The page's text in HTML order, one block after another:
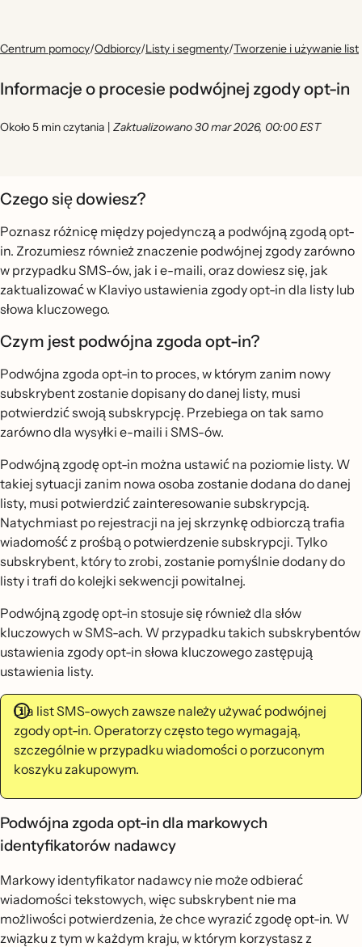
Centrum pomocy/Odbiorcy/Listy i segmenty/Tworzenie i używanie list
Informacje o procesie podwójnej zgody opt-in
Około 5 min czytania | Zaktualizowano 30 mar 2026, 00:00 EST
Czego się dowiesz?
Poznasz różnicę między pojedynczą a podwójną zgodą opt-
in. Zrozumiesz również znaczenie podwójnej zgody zarówno
w przypadku SMS-ów, jak i e-maili, oraz dowiesz się, jak
zaktualizować w Klaviyo ustawienia zgody opt-in dla listy lub
słowa kluczowego.
Czym jest podwójna zgoda opt-in?
Podwójna zgoda opt-in to proces, w którym zanim nowy
subskrybent zostanie dopisany do danej listy, musi
potwierdzić swoją subskrypcję. Przebiega on tak samo
zarówno dla wysyłki e-maili i SMS-ów.
Podwójną zgodę opt-in można ustawić na poziomie listy. W
takiej sytuacji zanim nowa osoba zostanie dodana do danej
listy, musi potwierdzić zainteresowanie subskrypcją.
Natychmiast po rejestracji na jej skrzynkę odbiorczą trafia
wiadomość z prośbą o potwierdzenie subskrypcji. Tylko
subskrybent, który to zrobi, zostanie pomyślnie dodany do
listy i trafi do kolejki sekwencji powitalnej.
Podwójną zgodę opt-in stosuje się również dla słów
kluczowych w SMS-ach. W przypadku takich subskrybentów
ustawienia zgody opt-in słowa kluczowego zastępują
ustawienia listy.
Dla list SMS-owych zawsze należy używać podwójnej
zgody opt-in. Operatorzy często tego wymagają,
szczególnie w przypadku wiadomości o porzuconym
koszyku zakupowym.
Podwójna zgoda opt-in dla markowych
identyfikatorów nadawcy
Markowy identyfikator nadawcy nie może odbierać
wiadomości tekstowych, więc subskrybent nie ma
możliwości potwierdzenia, że chce wyrazić zgodę opt-in. W
związku z tym w każdym kraju, w którym korzystasz z